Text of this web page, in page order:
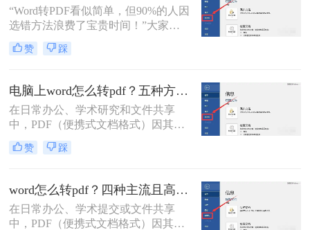
“Word转PDF看似简单，但90%的人因
选错方法浪费了宝贵时间！”大家
好，我是小编——一位深耕电脑办公
软件测评多年的IT博主。在日常工作
后格式错乱，还得手动调整，太折腾
了！”尤其对于职场办公人群和自媒
体创作者而言，Word转PDF的需求高
频且关键：报告提交、合同归档、内
容分发……任何格式失误都可能导致
专业形象受损。
赞 踩
电脑上word怎么转pdf？五种方法详解！
在日常办公、学术研究和文件共享
中，PDF（便携式文档格式）因其跨
平台、格式固定、不易被篡改的特
性，已成为文件分发的标准格式。而
工具，将其内容完美转换为PDF，是
几乎每个人都会遇到的需求。那么电
脑上word怎么转pdf呢？
赞 踩
word怎么转pdf？四种主流且高效全解析！
在日常办公、学术提交或文件共享
中，PDF（便携式文档格式）因其卓